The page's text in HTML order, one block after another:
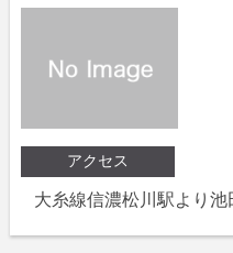
アクセス
大糸線信濃松川駅より